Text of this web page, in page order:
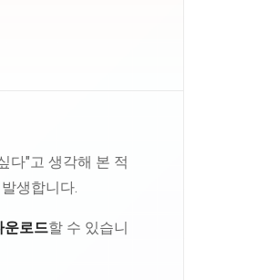
다"고 생각해 본 적
생합니다.
운로드할 수 있습니